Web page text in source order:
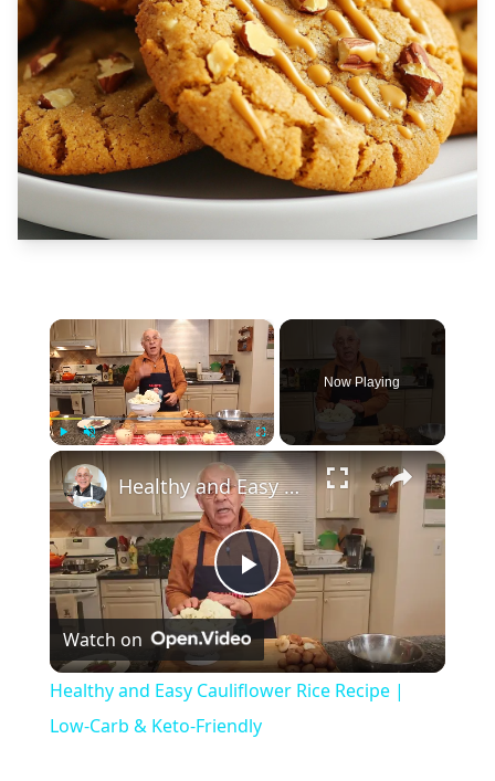
×
Fullscreen
Now Playing
×
Play
Video
Healthy and Easy Cauliflower Rice Recipe | Low-Carb & Keto-Friendly
Watch on
Healthy and Easy Cauliflower Rice Recipe |
Low-Carb & Keto-Friendly